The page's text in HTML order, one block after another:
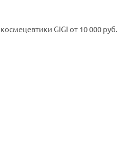
GIGI от 10 000 руб.